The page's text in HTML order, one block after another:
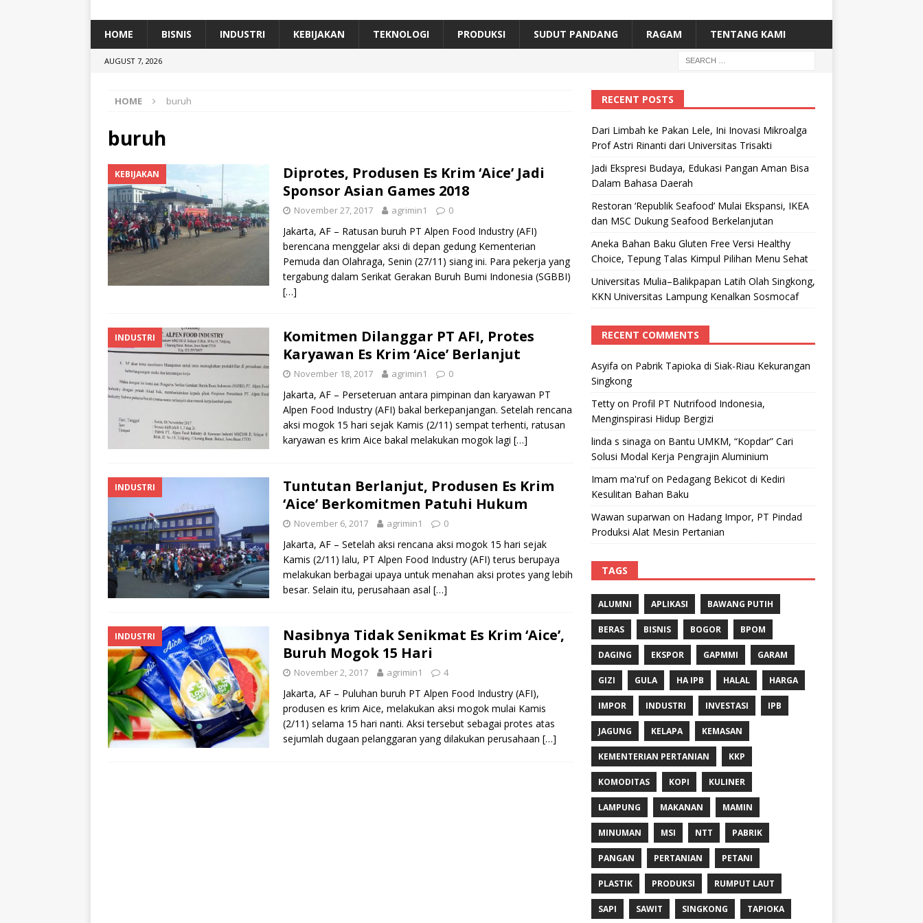
[ July 11, 2026 ] Dari Limbah ke Pakan Lele, Ini Inovasi Mikroalga Prof Astri Rinanti dari Universitas Trisakti
HOME BISNIS INDUSTRI KEBIJAKAN TEKNOLOGI PRODUKSI SUDUT PANDANG RAGAM TENTANG KAMI
AUGUST 7, 2026
HOME buruh
buruh
KEBIJAKAN
Diprotes, Produsen Es Krim ‘Aice’ Jadi
Sponsor Asian Games 2018
November 27, 2017 agrimin1 0
Jakarta, AF – Ratusan buruh PT Alpen Food Industry (AFI)
berencana menggelar aksi di depan gedung Kementerian
Pemuda dan Olahraga, Senin (27/11) siang ini. Para pekerja yang
tergabung dalam Serikat Gerakan Buruh Bumi Indonesia (SGBBI)
[…]
INDUSTRI
Komitmen Dilanggar PT AFI, Protes
Karyawan Es Krim ‘Aice’ Berlanjut
November 18, 2017 agrimin1 0
Jakarta, AF – Perseteruan antara pimpinan dan karyawan PT
Alpen Food Industry (AFI) bakal berkepanjangan. Setelah rencana
aksi mogok 15 hari sejak Kamis (2/11) sempat terhenti, ratusan
karyawan es krim Aice bakal melakukan mogok lagi […]
INDUSTRI
Tuntutan Berlanjut, Produsen Es Krim
‘Aice’ Berkomitmen Patuhi Hukum
November 6, 2017 agrimin1 0
Jakarta, AF – Setelah aksi rencana aksi mogok 15 hari sejak
Kamis (2/11) lalu, PT Alpen Food Industry (AFI) terus berupaya
melakukan berbagai upaya untuk menahan aksi protes yang lebih
besar. Selain itu, perusahaan asal […]
INDUSTRI
Nasibnya Tidak Senikmat Es Krim ‘Aice’,
Buruh Mogok 15 Hari
November 2, 2017 agrimin1 4
Jakarta, AF – Puluhan buruh PT Alpen Food Industry (AFI),
produsen es krim Aice, melakukan aksi mogok mulai Kamis
(2/11) selama 15 hari nanti. Aksi tersebut sebagai protes atas
sejumlah dugaan pelanggaran yang dilakukan perusahaan […]
RECENT POSTS
Dari Limbah ke Pakan Lele, Ini Inovasi Mikroalga
Prof Astri Rinanti dari Universitas Trisakti
Jadi Ekspresi Budaya, Edukasi Pangan Aman Bisa
Dalam Bahasa Daerah
Restoran ‘Republik Seafood’ Mulai Ekspansi, IKEA
dan MSC Dukung Seafood Berkelanjutan
Aneka Bahan Baku Gluten Free Versi Healthy
Choice, Tepung Talas Kimpul Pilihan Menu Sehat
Universitas Mulia–Balikpapan Latih Olah Singkong,
KKN Universitas Lampung Kenalkan Sosmocaf
RECENT COMMENTS
Asyifa on Pabrik Tapioka di Siak-Riau Kekurangan
Singkong
Tettyon Profil PT Nutrifood Indonesia,
Menginspirasi Hidup Bergizi
linda s sinaga on Bantu UMKM, “Kopdar” Cari
Solusi Modal Kerja Pengrajin Aluminium
Imam ma'rufon Pedagang Bekicot di Kediri
Kesulitan Bahan Baku
Wawan suparwan on Hadang Impor, PT Pindad
Produksi Alat Mesin Pertanian
TAGS
ALUMNI APLIKASI BAWANG PUTIH
BERAS BISNIS BOGOR BPOM
DAGING EKSPOR GAPMMI GARAM
GIZI GULA HA IPB HALAL HARGA
IMPOR INDUSTRI INVESTASI IPB
JAGUNG KELAPA KEMASAN
KEMENTERIAN PERTANIAN KKP
KOMODITAS KOPI KULINER
LAMPUNG MAKANAN MAMIN
MINUMAN MSI NTT PABRIK
PANGAN PERTANIAN PETANI
PLASTIK PRODUKSI RUMPUT LAUT
SAPI SAWIT SINGKONG TAPIOKA